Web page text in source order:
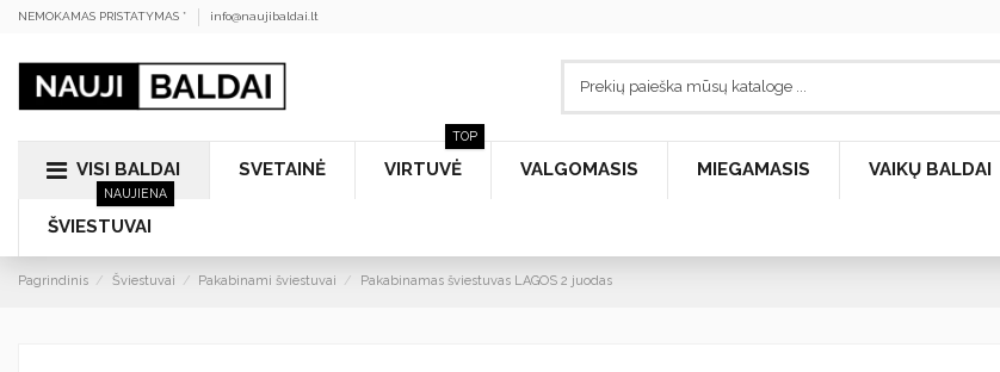
NEMOKAMAS PRISTATYMAS * info@naujibaldai.lt
VISI BALDAI SVETAINĖ VIRTUVĖ
TOP
VALGOMASIS MIEGAMASIS VAIKŲ BALDAI
ŠVIESTUVAI
NAUJIENA
Pagrindinis Šviestuvai Pakabinami šviestuvai Pakabinamas šviestuvas LAGOS 2 juodas